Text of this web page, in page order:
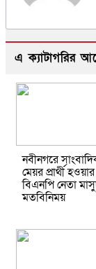
এ ক্যাটাগরির
নবীনগরে
মেয়র প্রার্থী
বিএনপি নেতা
মতবিনিময়